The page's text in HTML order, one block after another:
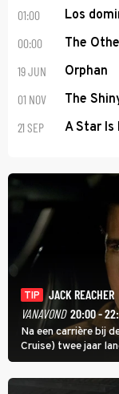
01:00 Los
00:00 The
19 JUN Orphan
01 NOV The
21 SEP A Star Is
TIP
JACK REACHER
VANAVOND 20:00 -
Na een carrière bij
Cruise) twee jaar
uithangt, totdat